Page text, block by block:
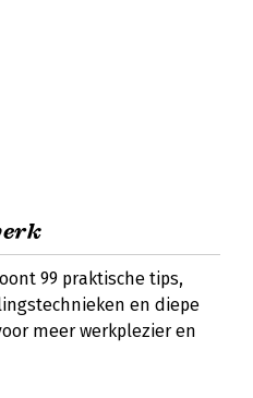
99 praktische tips,
en diepe
meer werkplezier en